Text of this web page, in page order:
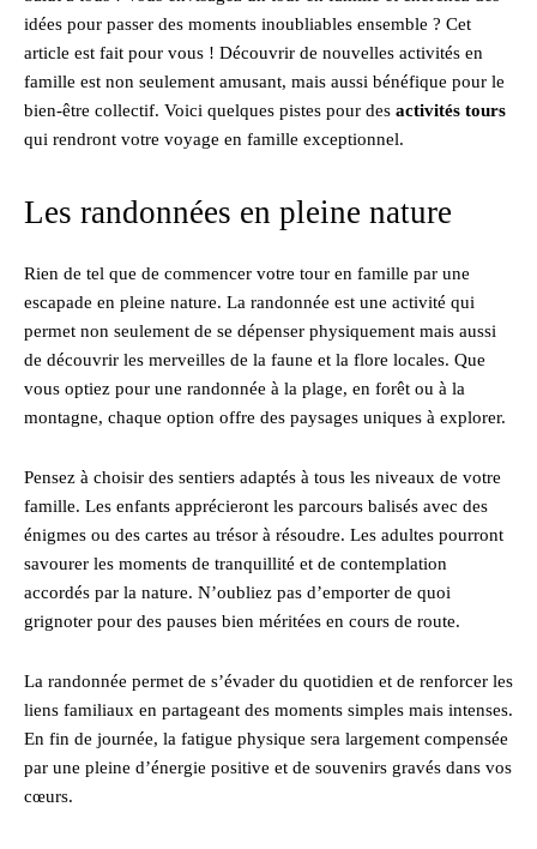
idées pour passer des moments inoubliables ensemble ? Cet
article est fait pour vous ! Découvrir de nouvelles activités en
famille est non seulement amusant, mais aussi bénéfique pour le
bien-être collectif. Voici quelques pistes pour des activités tours
qui rendront votre voyage en famille exceptionnel.
Les randonnées en pleine nature
Rien de tel que de commencer votre tour en famille par une
escapade en pleine nature. La randonnée est une activité qui
permet non seulement de se dépenser physiquement mais aussi
de découvrir les merveilles de la faune et la flore locales. Que
vous optiez pour une randonnée à la plage, en forêt ou à la
montagne, chaque option offre des paysages uniques à explorer.
Pensez à choisir des sentiers adaptés à tous les niveaux de votre
famille. Les enfants apprécieront les parcours balisés avec des
énigmes ou des cartes au trésor à résoudre. Les adultes pourront
savourer les moments de tranquillité et de contemplation
accordés par la nature. N’oubliez pas d’emporter de quoi
grignoter pour des pauses bien méritées en cours de route.
La randonnée permet de s’évader du quotidien et de renforcer les
liens familiaux en partageant des moments simples mais intenses.
En fin de journée, la fatigue physique sera largement compensée
par une pleine d’énergie positive et de souvenirs gravés dans vos
cœurs.